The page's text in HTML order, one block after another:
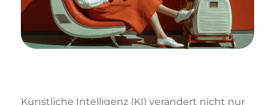
Künstliche Intelligenz (KI) verändert nicht nur